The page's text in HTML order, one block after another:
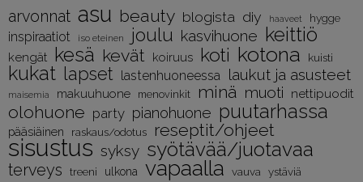
arvonnat asu beauty blogista diy haaveet hygge
inspiraatiot iso eteinen joulu kasvihuone keittiö
kengät kesä kevät koiruus koti kotona kuisti
kukat lapset lastenhuoneessa laukut ja asusteet
maisemia makuuhuone menovinkit minä muoti nettipuodit
olohuone party pianohuone puutarhassa
pääsiäinen raskaus/odotus reseptit/ohjeet
sisustus syksy syötävää/juotavaa
terveys treeni ulkona vapaalla vauva ystäviä